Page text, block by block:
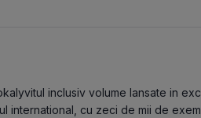
inclusiv volume lansate in
international, cu zeci de mii de